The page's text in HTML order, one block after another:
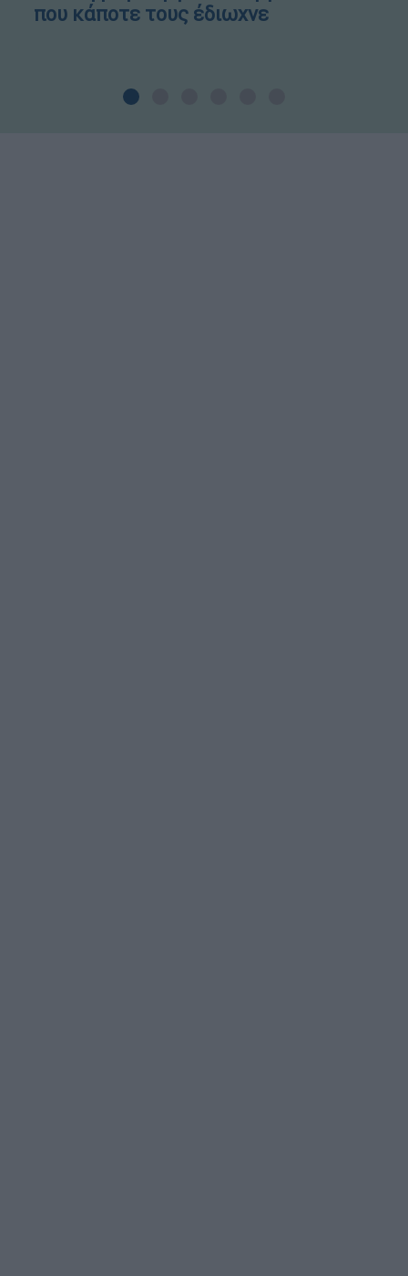
που κάποτε τους έδιωχνε